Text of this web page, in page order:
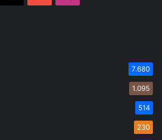
7.680
1.095
514
230